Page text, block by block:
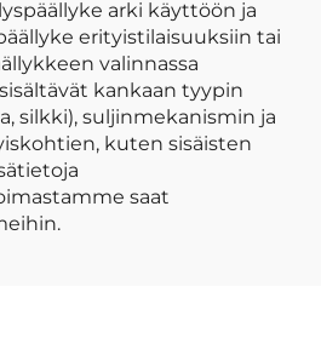
arki käyttöön ja
erityistilaisuuksiin tai
valinnassa
kankaan tyypin
silkki), suljinmekanismin ja
kuten sisäisten
saat